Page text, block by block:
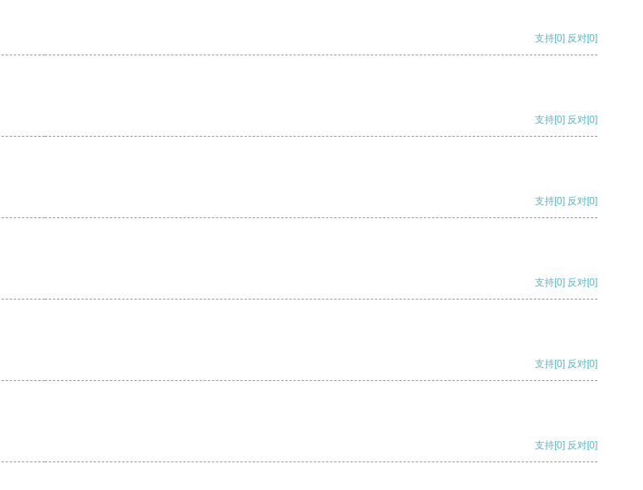
支持[0] 反对[0]
支持[0] 反对[0]
支持[0] 反对[0]
支持[0] 反对[0]
支持[0] 反对[0]
支持[0] 反对[0]